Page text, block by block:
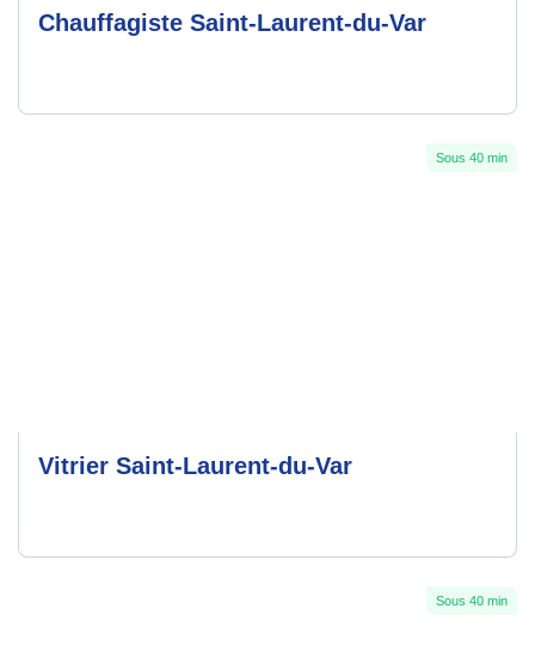
Chauffagiste Saint-Laurent-du-Var
Sous 40 min
Vitrier Saint-Laurent-du-Var
Sous 40 min